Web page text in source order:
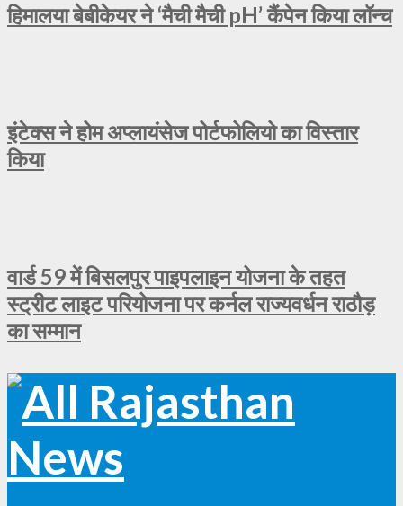
हिमालया बेबीकेयर ने ‘मैची मैची pH’ कैंपेन किया लॉन्च
इंटेक्स ने होम अप्लायंसेज पोर्टफोलियो का विस्तार
किया
वार्ड 59 में बिसलपुर पाइपलाइन योजना के तहत
स्ट्रीट लाइट परियोजना पर कर्नल राज्यवर्धन राठौड़
का सम्मान